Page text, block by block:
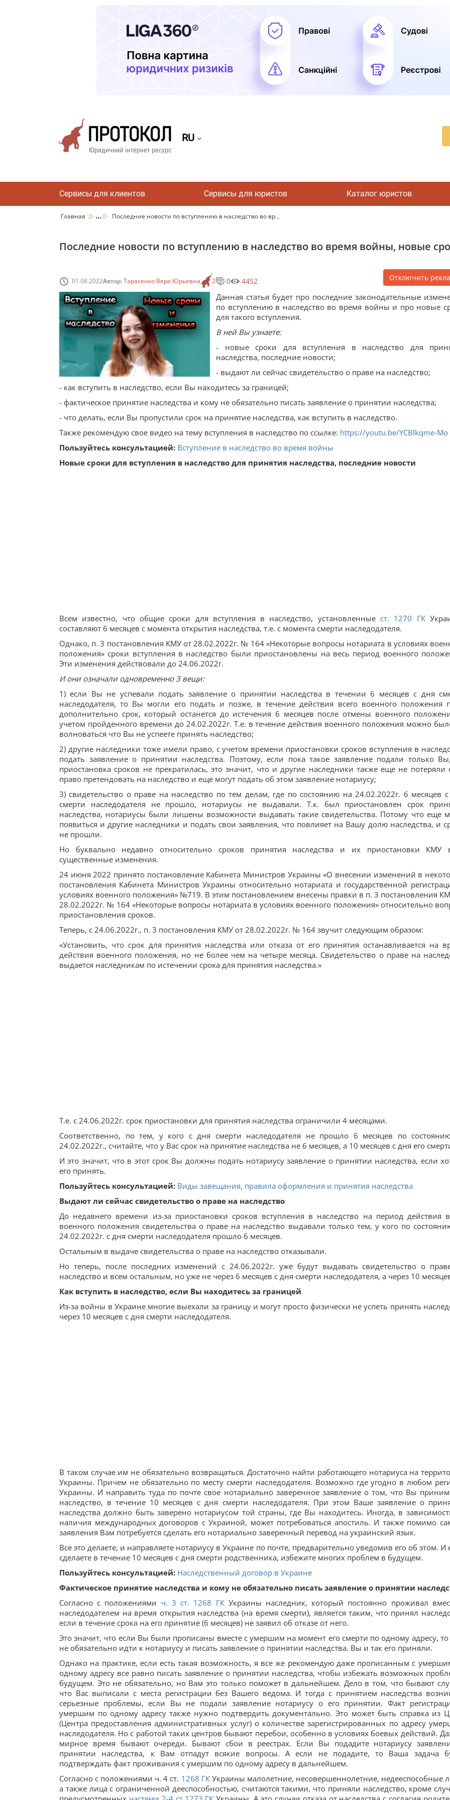
RU
Сервисы для клиентов Сервисы для юристов Каталог юристов
Главная ... Последние новости по вступлению в наследство во вр...
Последние новости по вступлению в наследство во время войны, новые
01.08.2022Автор:Тарасенко Вера Юрьевна 2 0 4452 Отключить
Данная статья будет про последние законодательные
по вступлению в наследство во время войны и про новые
для такого вступления.
В ней Вы узнаете:
- новые сроки для вступления в наследство для
наследства, последние новости;
- выдают ли сейчас свидетельство о праве на наследство;
- как вступить в наследство, если Вы находитесь за границей;
- фактическое принятие наследства и кому не обязательно писать заявление о принятии наследства;
- что делать, если Вы пропустили срок на принятие наследства, как вступить в наследство.
Также рекомендую свое видео на тему вступления в наследство по ссылке: https://youtu.be/YCBlkqme-Mo
Пользуйтесь консультацией: Вступление в наследство во время войны
Новые сроки для вступления в наследство для принятия наследства, последние новости
Всем известно, что общие сроки для вступления в наследство, установленныест. 1270 ГК
составляют 6 месяцев с момента открытия наследства, т.е. с момента смерти наследодателя.
Однако, п. 3 постановления КМУ от 28.02.2022г. № 164 «Некоторые вопросы нотариата в условиях
положения» сроки вступления в наследство были приостановлены на весь период военного
Эти изменения действовали до 24.06.2022г.
И они означали одновременно 3 вещи:
1) если Вы не успевали подать заявление о принятии наследства в течении 6 месяцев с дня
наследодателя, то Вы могли его подать и позже, в течение действия всего военного положения
дополнительно срок, который останется до истечения 6 месяцев после отмены военного
учетом пройденного времени до 24.02.2022г. Т.е. в течение действия военного положения можно
волноваться что Вы не успеете принять наследство;
2) другие наследники тоже имели право, с учетом времени приостановки сроков вступления в
подать заявление о принятии наследства. Поэтому, если пока такое заявление подали только
приостановка сроков не прекратилась, это значит, что и другие наследники также еще не потеряли
право претендовать на наследство и еще могут подать об этом заявление нотариусу;
3) свидетельство о праве на наследство по тем делам, где по состоянию на 24.02.2022г. 6 месяцев
смерти наследодателя не прошло, нотариусы не выдавали. Т.к. был приостановлен срок
наследства, нотариусы были лишены возможности выдавать такие свидетельства. Потому что еще
появиться и другие наследники и подать свои заявления, что повлияет на Вашу долю наследства, и
не прошли.
Но буквально недавно относительно сроков принятия наследства и их приостановки КМУ
существенные изменения.
24 июня 2022 принято постановление Кабинета Министров Украины «О внесении изменений в
постановления Кабинета Министров Украины относительно нотариата и государственной
условиях военного положения» №719. B этим постановлением внесены правки в п. 3 постановления
28.02.2022г. № 164 «Некоторые вопросы нотариата в условиях военного положения» относительно
приостановления сроков.
Теперь, с 24.06.2022г., п. 3 постановления КМУ от 28.02.2022г. № 164 звучит следующим образом:
«Установить, что срок для принятия наследства или отказа от его принятия останавливается на
действия военного положения, но не более чем на четыре месяца. Свидетельство о праве на
выдается наследникам по истечении срока для принятия наследства.»
Т.е. с 24.06.2022г. срок приостановки для принятия наследства ограничили 4 месяцами.
Соответственно, по тем, у кого с дня смерти наследодателя не прошло 6 месяцев по
24.02.2022г., считайте, что у Вас срок на принятие наследства не 6 месяцев, а 10 месяцев с дня его
И это значит, что в этот срок Вы должны подать нотариусу заявление о принятии наследства, если
его принять.
Пользуйтесь консультацией: Виды завещания, правила оформления и принятия наследства
Выдают ли сейчас свидетельство о праве на наследство
До недавнего времени из-за приостановки сроков вступления в наследство на период действия
военного положения свидетельства о праве на наследство выдавали только тем, у кого по
24.02.2022г. с дня смерти наследодателя прошло 6 месяцев.
Остальным в выдаче свидетельства о праве на наследство отказывали.
Но теперь, после последних изменений с 24.06.2022г. уже будут выдавать свидетельство о
наследство и всем остальным, но уже не через 6 месяцев с дня смерти наследодателя, а через 10
Как вступить в наследство, если Вы находитесь за границей
Из-за войны в Украине многие выехали за границу и могут просто физически не успеть принять
через 10 месяцев с дня смерти наследодателя.
В таком случае им не обязательно возвращаться. Достаточно найти работающего нотариуса на
Украины. Причем не обязательно по месту смерти наследодателя. Возможно где угодно в любом
Украины. И направить туда по почте свое нотариально заверенное заявление о том, что Вы
наследство, в течение 10 месяцев с дня смерти наследодателя. При этом Ваше заявление о
наследства должно быть заверено нотариусом той страны, где Вы находитесь. Иногда, в
наличия международных договоров с Украиной, может потребоваться апостиль. И также помимо
заявления Вам потребуется сделать его нотариально заверенный перевод на украинский язык.
Все это делаете, и направляете нотариусу в Украине по почте, предварительно уведомив его об этом. И
сделаете в течение 10 месяцев с дня смерти родственника, избежите многих проблем в будущем.
Пользуйтесь консультацией: Наследственный договор в Украине
Фактическое принятие наследства и кому не обязательно писать заявление о принятии
Согласно с положениями ч. 3 ст. 1268 ГКУкраины наследник, который постоянно проживал
наследодателем на время открытия наследства (на время смерти), является таким, что принял
если в течение срока на его принятие (6 месяцев) не заявил об отказе от него.
Это значит, что если Вы были прописаны вместе с умершим на момент его смерти по одному адресу,
не обязательно идти к нотариусу и писать заявление о принятии наследства. Вы и так его приняли.
Однако на практике, если есть такая возможность, я все же рекомендую даже прописанным с
одному адресу все равно писать заявление о принятии наследства, чтобы избежать возможных
будущем. Это не обязательно, но Вам это только поможет в дальнейшем. Дело в том, что бывают
что Вас выписали с места регистрации без Вашего ведома. И тогда с принятием наследства
серьезные проблемы, если Вы не подали заявление нотариусу о его принятии. Факт
умершим по одному адресу также нужно подтвердить документально. Это может быть справка из
(Центра предоставления административных услуг) о количестве зарегистрированных по адресу
наследодателя. Но с работой таких центров бывают перебои, особенно в условиях боевых действий.
мирное время бывают очереди. Бывают сбои в реестрах. Если Вы подадите нотариусу
принятии наследства, к Вам отпадут всякие вопросы. А если не подадите, то Ваша задача
подтверждать факт проживания с умершим по одному адресу в дальнейшем.
Согласно с положениями ч. 4 ст. 1268 ГКУкраины малолетние, несовершеннолетние, недееспособные
а также лица с ограниченной дееспособностью, считаются такими, что приняли наследство, кроме